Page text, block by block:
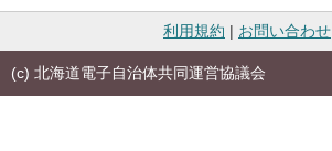
利用規約 | お問い合わせ
(c) 北海道電子自治体共同運営協議会